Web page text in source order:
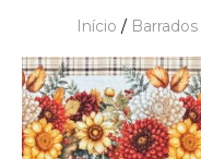
Início / Barrados